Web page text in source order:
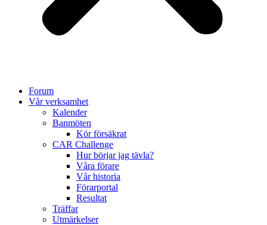
Forum
Vår verksamhet
Kalender
Banmöten
Kör försäkrat
CAR Challenge
Hur börjar jag tävla?
Våra förare
Vår historia
Förarportal
Resultat
Träffar
Utmärkelser